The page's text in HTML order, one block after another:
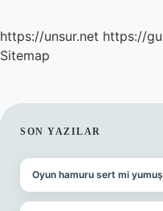
https://unsur.net https://
Sitemap
SIDEBAR
SON YAZILAR
Oyun hamuru sert mi